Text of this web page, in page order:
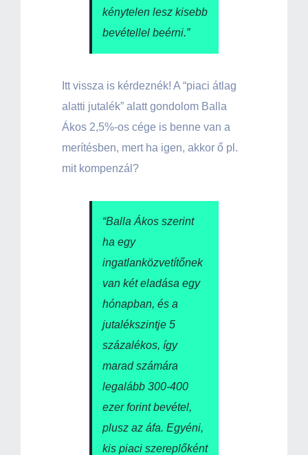
kénytelen lesz kisebb
bevétellel beérni.”
Itt vissza is kérdeznék! A “piaci átlag
alatti jutalék” alatt gondolom Balla
Ákos 2,5%-os cége is benne van a
merítésben, mert ha igen, akkor ő pl.
mit kompenzál?
“Balla Ákos szerint
ha egy
ingatlanközvetítőnek
van két eladása egy
hónapban, és a
jutalékszintje 5
százalékos, így
marad számára
legalább 300-400
ezer forint bevétel,
plusz az áfa. Egyéni,
kis piaci szereplőként